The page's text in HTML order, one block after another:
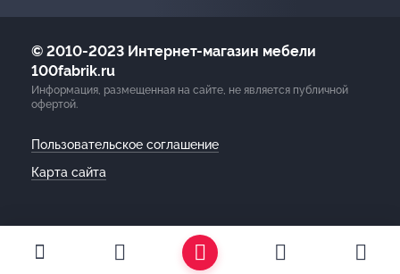
© 2010-2023 Интернет-магазин мебели
100fabrik.ru
Информация, размещенная на сайте, не является публичной
офертой.
Пользовательское соглашение
Карта сайта